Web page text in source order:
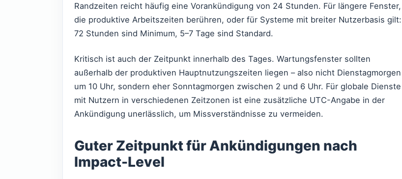
Randzeiten reicht häufig eine Vorankündigung von 24 Stunden. Für längere Fenster,
die produktive Arbeitszeiten berühren, oder für Systeme mit breiter Nutzerbasis gilt:
72 Stunden sind Minimum, 5–7 Tage sind Standard.
Kritisch ist auch der Zeitpunkt innerhalb des Tages. Wartungsfenster sollten
außerhalb der produktiven Hauptnutzungszeiten liegen – also nicht Dienstagmorgen
um 10 Uhr, sondern eher Sonntagmorgen zwischen 2 und 6 Uhr. Für globale Dienste
mit Nutzern in verschiedenen Zeitzonen ist eine zusätzliche UTC-Angabe in der
Ankündigung unerlässlich, um Missverständnisse zu vermeiden.
Guter Zeitpunkt für Ankündigungen nach
Impact-Level